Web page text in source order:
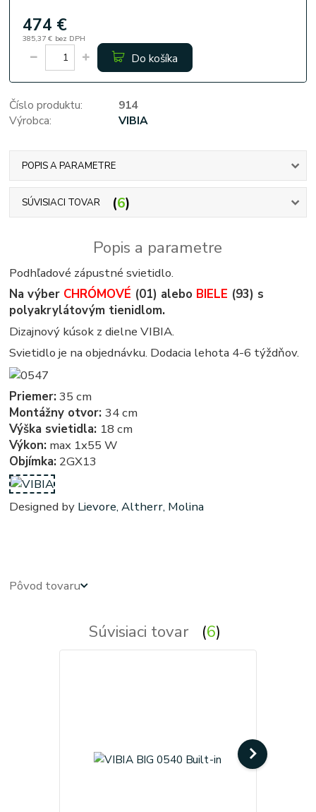
474 €
385,37 € bez DPH
Do košíka
Číslo produktu:
914
Výrobca:
VIBIA
POPIS A PARAMETRE
SÚVISIACI TOVAR 6
Popis a parametre
Podhľadové zápustné svietidlo.
Na výber CHRÓMOVÉ (01) alebo BIELE (93) s
polyakrylátovým tienidlom.
Dizajnový kúsok z dielne VIBIA.
Svietidlo je na objednávku. Dodacia lehota 4-6 týždňov.
Priemer: 35 cm
Montážny otvor:34 cm
Výška svietidla: 18 cm
Výkon: max 1x55 W
Objímka: 2GX13
Designed by Lievore, Altherr, Molina
Pôvod tovaru
Súvisiaci tovar 6